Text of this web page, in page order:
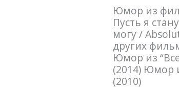
Юмор из
Пусть я
могу /
других
Юмор из
(2014) Юмор
(2010)